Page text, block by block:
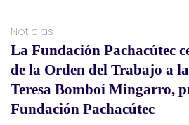
Noticias
La Fundación Pachacútec
de la Orden del Trabajo a
Teresa Bomboí Mingarro,
Fundación Pachacútec